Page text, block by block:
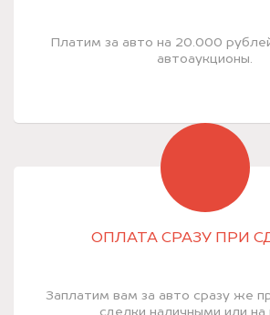
Платим за авто на 20.000
автоаукционы.
ОПЛАТА СРАЗУ ПРИ
Заплатим вам за авто сразу же
сделки наличными или на